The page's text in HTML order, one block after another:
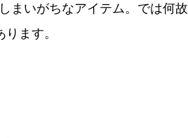
まいがちなアイテム。では何
ます。